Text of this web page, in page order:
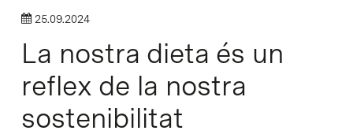
25.09.2024
La nostra dieta és un
reflex de la nostra
sostenibilitat